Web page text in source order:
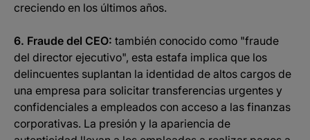
creciendo en los últimos años.
6. Fraude del CEO: también conocido como "fraude
del director ejecutivo", esta estafa implica que los
delincuentes suplantan la identidad de altos cargos de
una empresa para solicitar transferencias urgentes y
confidenciales a empleados con acceso a las finanzas
corporativas. La presión y la apariencia de